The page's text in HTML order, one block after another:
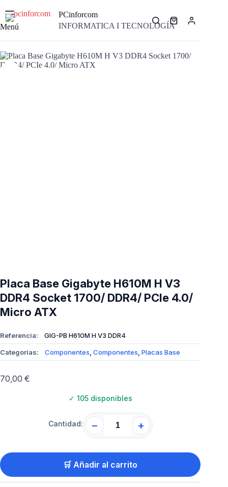
contenido
Menú
PCinforcom
INFORMATICA I TECNOLOGÍACarro
compra
Placa Base Gigabyte H610M H V3
DDR4 Socket 1700/ DDR4/ PCIe 4.0/
Micro ATX
Referencia: GIG-PB H610M H V3 DDR4
Categorías: Componentes, Componentes, Placas Base
70,00 €
✓ 105 disponibles
Cantidad: − +
🛒 Añadir al carrito